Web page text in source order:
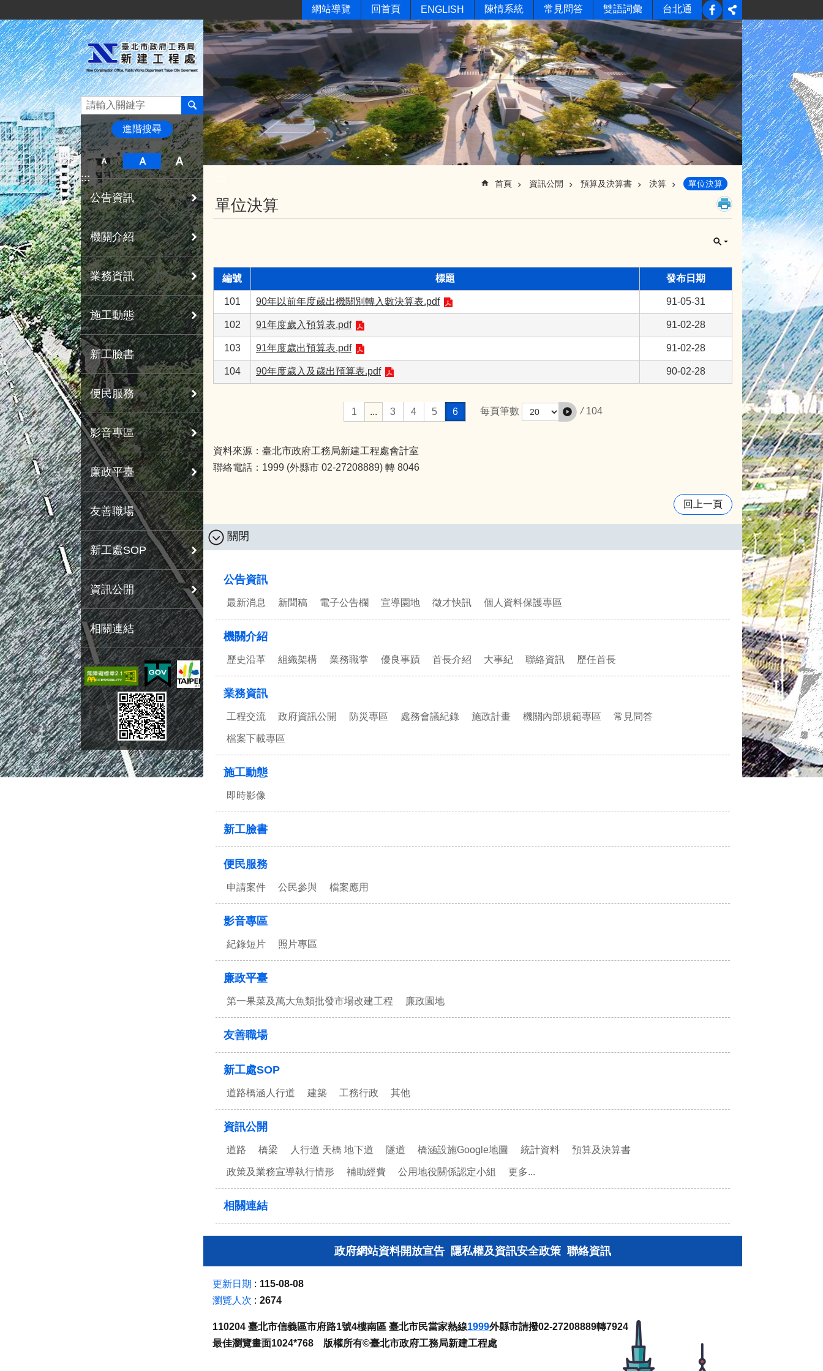
網站導覽 回首頁 ENGLISH 陳情系統 常見問答 雙語詞彙 台北通
進階搜尋
:::
公告資訊
機關介紹
業務資訊
施工動態
新工臉書
便民服務
影音專區
廉政平臺
友善職場
新工處SOP
資訊公開
相關連結
首頁 資訊公開 預算及決算書 決算 單位決算
單位決算
編號 標題 發布日期
101 90年以前年度歲出機關別轉入數決算表.pdf 91-05-31
102 91年度歲入預算表.pdf 91-02-28
103 91年度歲出預算表.pdf 91-02-28
104 90年度歲入及歲出預算表.pdf 90-02-28
1 ... 3 4 5 6 每頁筆數 / 104
資料來源：臺北市政府工務局新建工程處會計室
聯絡電話：1999 (外縣市 02-27208889) 轉 8046
回上一頁
關閉
公告資訊
最新消息 新聞稿 電子公告欄 宣導園地 徵才快訊 個人資料保護專區
機關介紹
歷史沿革 組織架構 業務職掌 優良事蹟 首長介紹 大事紀 聯絡資訊 歷任首長
業務資訊
工程交流 政府資訊公開 防災專區 處務會議紀錄 施政計畫 機關內部規範專區 常見問答
檔案下載專區
施工動態
即時影像
新工臉書
便民服務
申請案件 公民參與 檔案應用
影音專區
紀錄短片 照片專區
廉政平臺
第一果菜及萬大魚類批發市場改建工程 廉政園地
友善職場
新工處SOP
道路橋涵人行道 建築 工務行政 其他
資訊公開
道路 橋梁 人行道 天橋 地下道 隧道 橋涵設施Google地圖 統計資料 預算及決算書
政策及業務宣導執行情形 補助經費 公用地役關係認定小組 更多...
相關連結
政府網站資料開放宣告 隱私權及資訊安全政策 聯絡資訊
更新日期
115-08-08
瀏覽人次
2674
110204 臺北市信義區市府路1號4樓南區 臺北市民當家熱線1999外縣市請撥02-27208889轉7924
最佳瀏覽畫面1024*768 版權所有©臺北市政府工務局新建工程處